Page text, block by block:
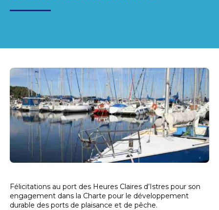
Félicitations au port des Heures Claires d’Istres pour son
engagement dans la Charte pour le développement
durable des ports de plaisance et de pêche.